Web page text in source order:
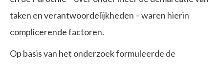
taken en verantwoordelijkheden – waren hierin
complicerende factoren.
Op basis van het onderzoek formuleerde de